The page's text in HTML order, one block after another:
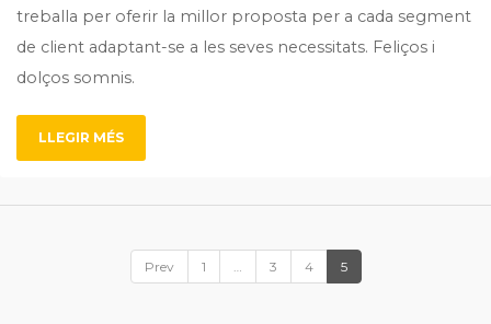
treballa per oferir la millor proposta per a cada segment
de client adaptant-se a les seves necessitats. Feliços i
dolços somnis.
LLEGIR MÉS
Prev 1 … 3 4 5